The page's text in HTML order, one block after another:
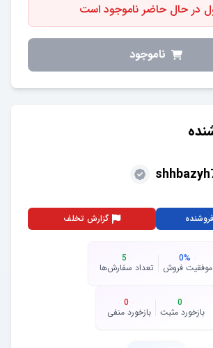
در حال حاضر ناموجود است
ناموجود
گزارش تخلف
0%
موفقیت فروش
5
تعداد سفارش‌ها
0
بازخورد مثبت
0
بازخورد منفی